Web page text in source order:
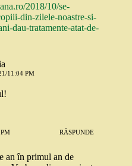
2018/10/se-
din-zilele-noastre-si-
dau-tratamente-atat-de-
11:04 PM
RĂSPUNDE
an în primul an de